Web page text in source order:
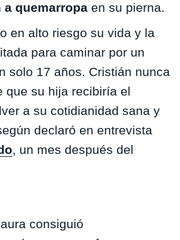
a quemarropa en su pierna.
en alto riesgo su vida y la
para caminar por un
solo 17 años. Cristián nunca
que su hija recibiría el
a su cotidianidad sana y
declaró en entrevista
, un mes después del
consiguió